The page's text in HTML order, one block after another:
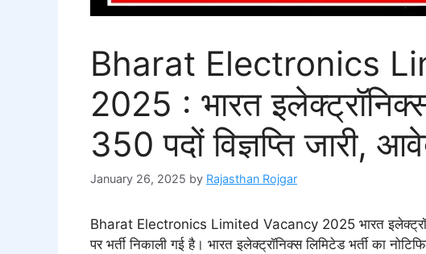
Bharat Electronics
2025 : भारत
350 पदों विज्ञप्ति जारी,
January 26, 2025 by Rajasthan Rojgar
Bharat Electronics Limited Vacancy 2025 भारत
पर भर्ती निकाली गई है। भारत इलेक्ट्रॉनिक्स लिमिटेड भर्ती का